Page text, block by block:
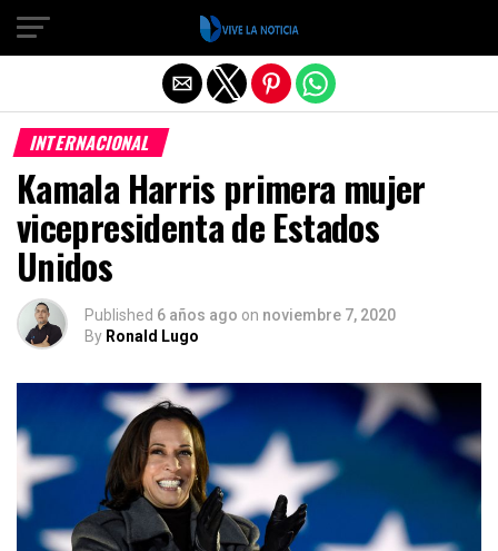
INTERNACIONAL
Kamala Harris primera mujer
vicepresidenta de Estados
Unidos
Published 6 años ago on noviembre 7, 2020
By Ronald Lugo
Salir de la versión móvil